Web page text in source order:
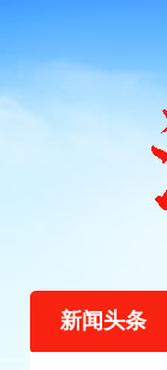
新闻头条